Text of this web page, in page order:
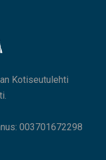
Kotiseutulehti
003701672298